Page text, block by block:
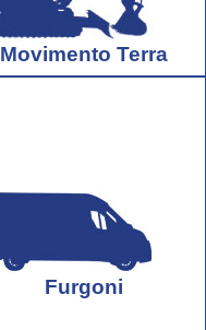
Movimento Terra
Furgoni